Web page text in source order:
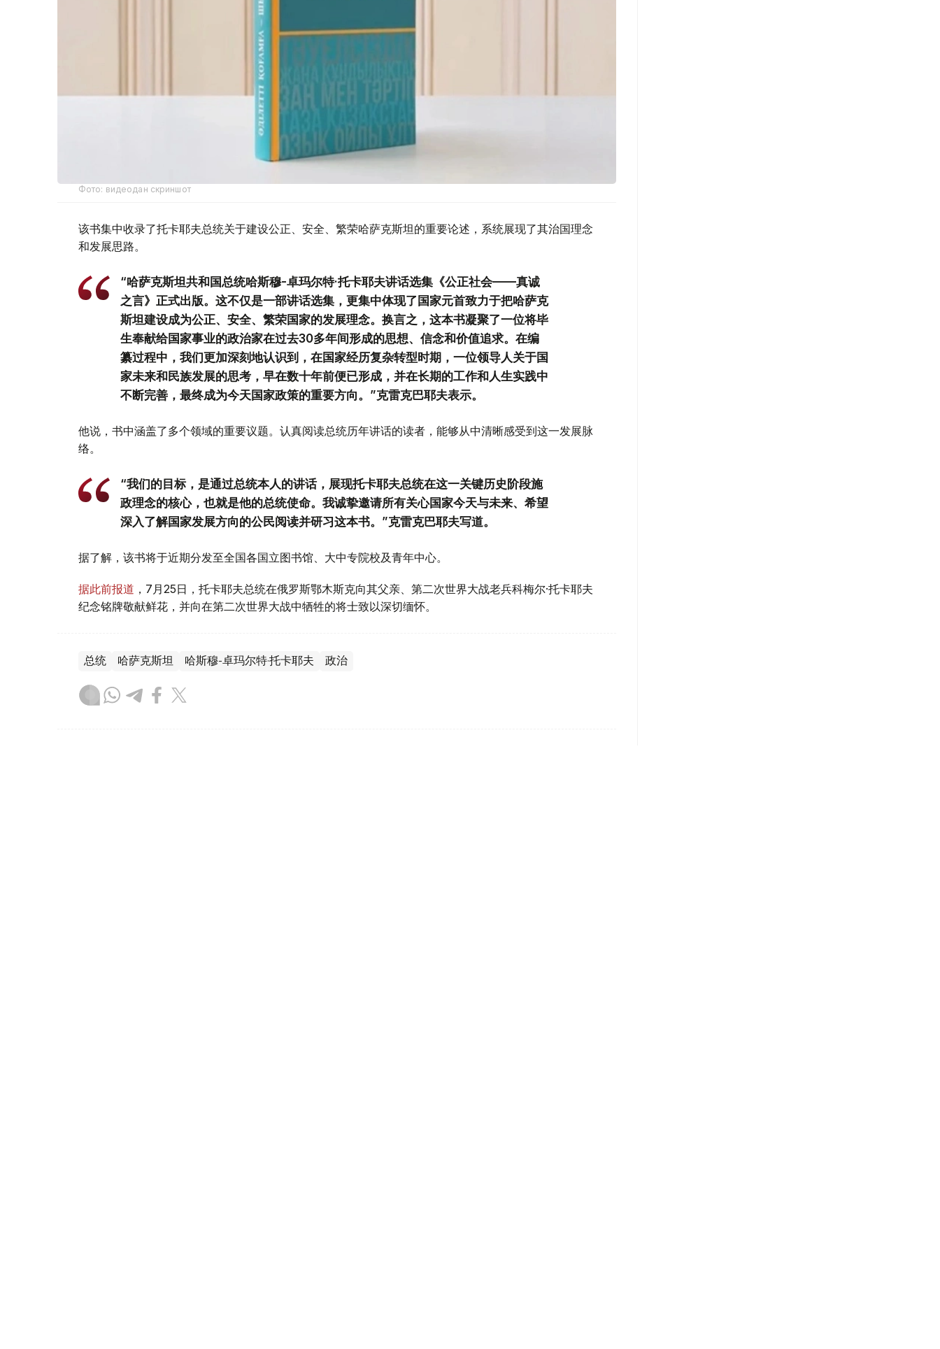
Фото: видеодан скриншот
该书集中收录了托卡耶夫总统关于建设公正、安全、繁荣哈萨克斯坦的重要论述，系统展现了其治国理念
和发展思路。
“哈萨克斯坦共和国总统哈斯穆-卓玛尔特·托卡耶夫讲话选集《公正社会——真诚
之言》正式出版。这不仅是一部讲话选集，更集中体现了国家元首致力于把哈萨克
斯坦建设成为公正、安全、繁荣国家的发展理念。换言之，这本书凝聚了一位将毕
生奉献给国家事业的政治家在过去30多年间形成的思想、信念和价值追求。在编
纂过程中，我们更加深刻地认识到，在国家经历复杂转型时期，一位领导人关于国
家未来和民族发展的思考，早在数十年前便已形成，并在长期的工作和人生实践中
不断完善，最终成为今天国家政策的重要方向。”克雷克巴耶夫表示。
他说，书中涵盖了多个领域的重要议题。认真阅读总统历年讲话的读者，能够从中清晰感受到这一发展脉
络。
“我们的目标，是通过总统本人的讲话，展现托卡耶夫总统在这一关键历史阶段施
政理念的核心，也就是他的总统使命。我诚挚邀请所有关心国家今天与未来、希望
深入了解国家发展方向的公民阅读并研习这本书。”克雷克巴耶夫写道。
据了解，该书将于近期分发至全国各国立图书馆、大中专院校及青年中心。
据此前报道 ，7月25日，托卡耶夫总统在俄罗斯鄂木斯克向其父亲、第二次世界大战老兵科梅尔·托卡耶夫
纪念铭牌敬献鲜花，并向在第二次世界大战中牺牲的将士致以深切缅怀。
总统 哈萨克斯坦 哈斯穆-卓玛尔特·托卡耶夫 政治